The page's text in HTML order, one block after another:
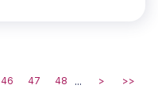
46 47 48 ... > >>